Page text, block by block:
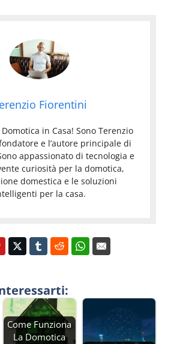
Fiorentini
in Casa! Sono Terenzio
e l’autore principale di
appassionato di tecnologia e
curiosità per la domotica,
domestica e le soluzioni
per la casa.
Come Funziona
La Domotica